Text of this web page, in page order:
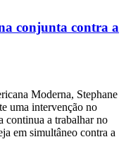
conjunta contra a
Moderna, Stephane
uma intervenção no
continua a trabalhar no
em simultâneo contra a